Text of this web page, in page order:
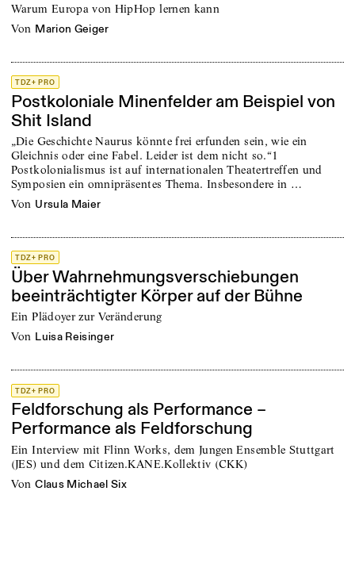
Warum Europa von HipHop lernen kann
von Marion Geiger
TDZ+ PRO
Postkoloniale Minenfelder am Beispiel von
Shit Island
„Die Geschichte Naurus könnte frei erfunden sein, wie ein
Gleichnis oder eine Fabel. Leider ist dem nicht so.“1
Postkolonialismus ist auf internationalen Theatertreffen und
Symposien ein omnipräsentes Thema. Insbesondere in …
von Ursula Maier
TDZ+ PRO
Über Wahrnehmungsverschiebungen
beeinträchtigter Körper auf der Bühne
Ein Plädoyer zur Veränderung
von Luisa Reisinger
TDZ+ PRO
Feldforschung als Performance –
Performance als Feldforschung
Ein Interview mit Flinn Works, dem Jungen Ensemble Stuttgart
(JES) und dem Citizen.KANE.Kollektiv (CKK)
von Claus Michael Six